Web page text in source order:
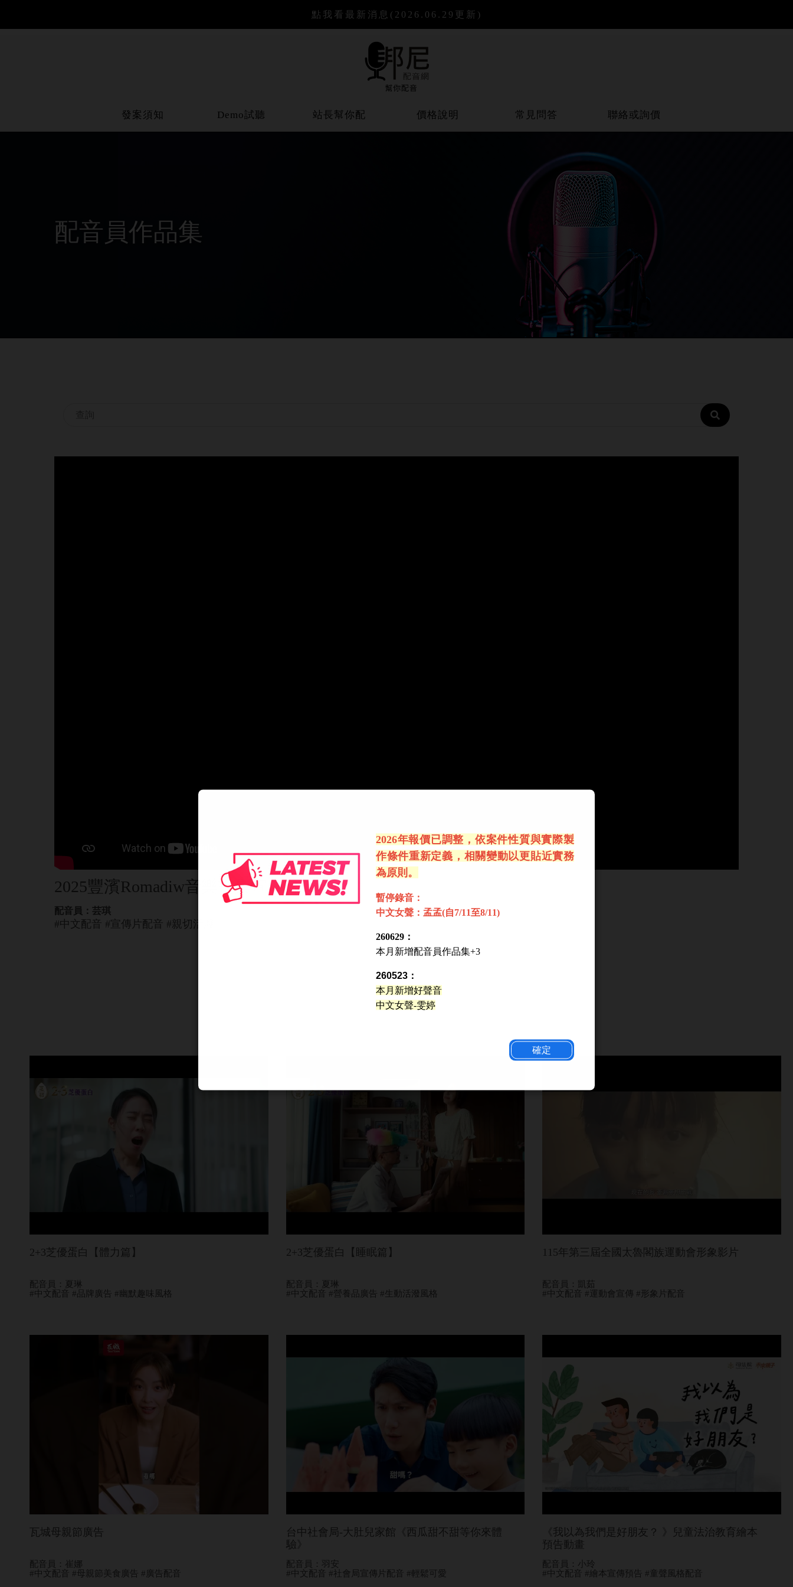
點我看最新消息 (2026.06.29更新)
2026年報價已調整，依案件性質與實際製
作條件重新定義，相關變動以更貼近實務
為原則。
暫停錄音：
中文女聲：孟孟(自7/11至8/11)
260629：
本月新增配音員作品集+3
260523：
本月新增好聲音
中文女聲-雯婷
確定
發案須知 Demo試聽 站長幫你配 價格說明 常見問答 聯絡或詢價
配音員作品集
2025豐濱Romadiw音樂市集宣傳片
配音員：芸琪
#中文配音 #宣傳片配音 #親切活潑
2+3芝優蛋白【體力篇】
配音員：夏琳
#中文配音 #品牌廣告 #幽默趣味風格
2+3芝優蛋白【睡眠篇】
配音員：夏琳
#中文配音 #營養品廣告 #生動活潑風格
115年第三屆全國太魯閣族運動會形象影片
配音員：凱茹
#中文配音 #運動會宣傳 #形象片配音
瓦城母親節廣告
配音員：崔娜
#中文配音 #母親節美食廣告 #廣告配音
台中社會局-大肚兒家館《西瓜甜不甜等你來體
驗》
配音員：羽安
#中文配音 #社會局宣傳片配音 #輕鬆可愛
《我以為我們是好朋友？ 》兒童法治教育繪本
預告動畫
配音員：小玲
#中文配音 #繪本宣傳預告 #童聲風格配音